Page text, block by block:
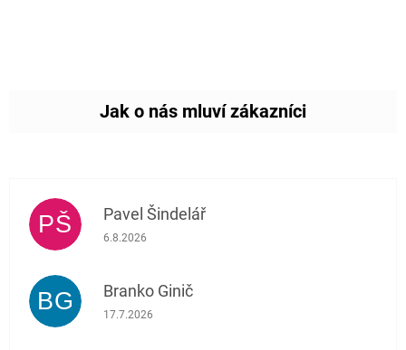
PŠ Pavel Šindelář
Hodnocení obchodu je 5 z 5 hvězdiček.
6.8.2026
BG Branko Ginič
Hodnocení obchodu je 5 z 5 hvězdiček.
17.7.2026